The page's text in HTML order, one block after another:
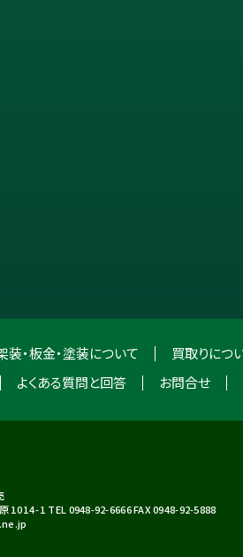
装・板金・塗装について
買取りにつ
よくある質問と回答 お問合せ
1014-1 TEL 0948-92-6666 FAX 0948-92-5888